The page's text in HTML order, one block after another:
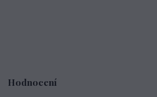
Hodnocení